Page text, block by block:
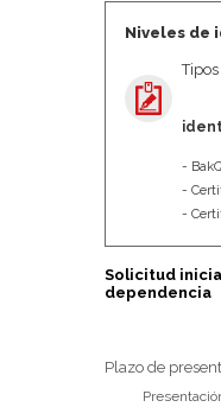
Niveles de
Solicitud
dependencia
Plazo de